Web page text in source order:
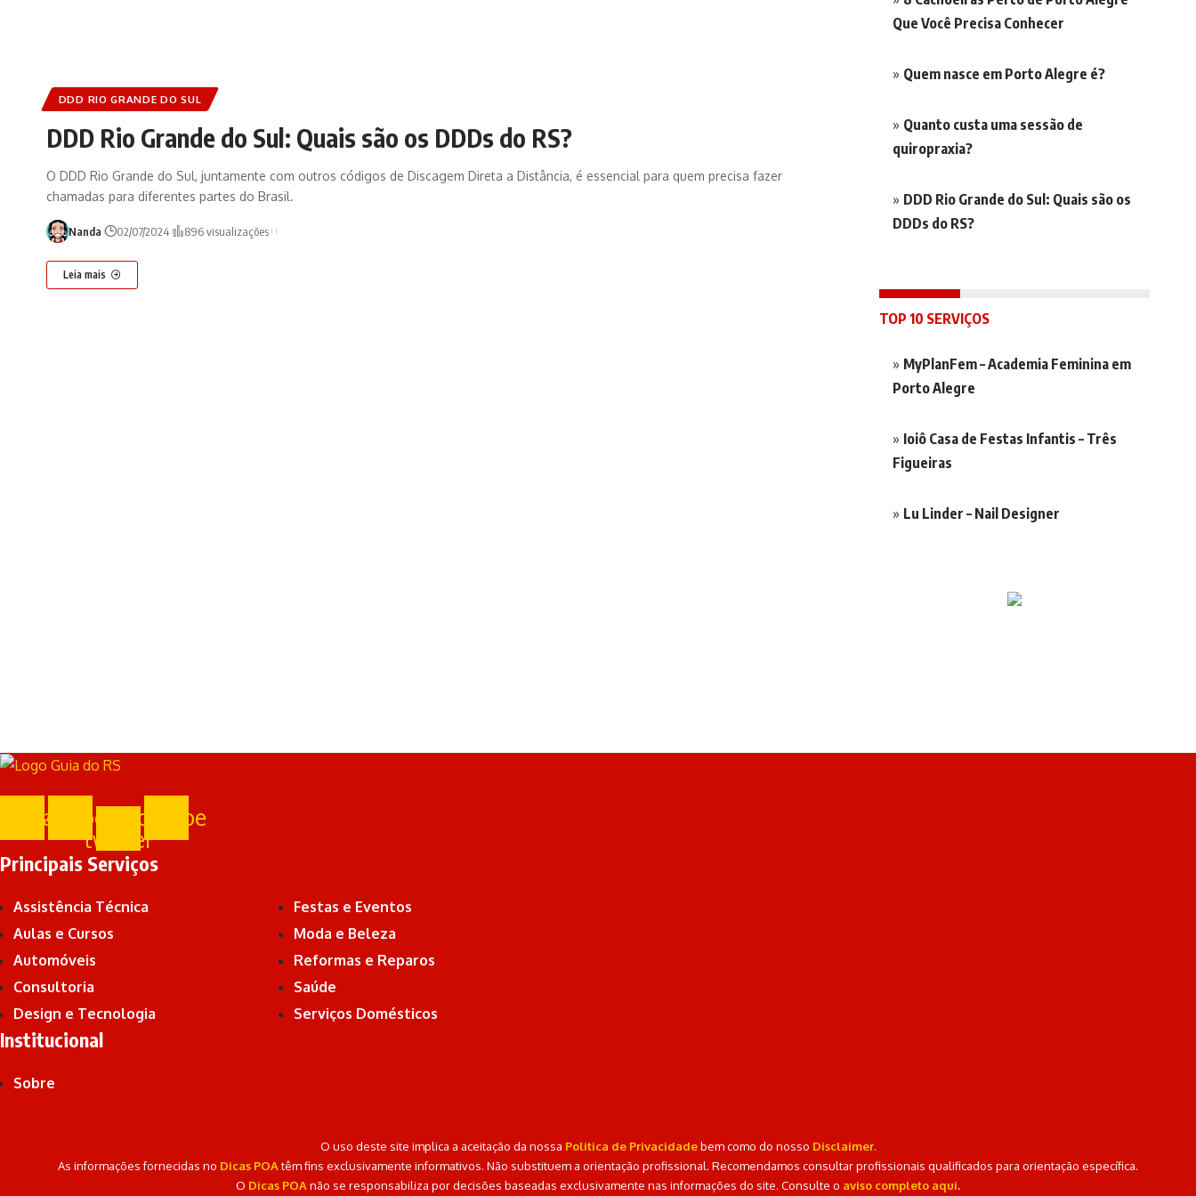
DDD RIO GRANDE DO SUL
DDD Rio Grande do Sul: Quais são os DDDs do RS?
O DDD Rio Grande do Sul, juntamente com outros códigos de Discagem Direta a Distância, é essencial para quem precisa fazer
chamadas para diferentes partes do Brasil.
Nanda 02/07/2024 896 visualizações
Leia mais
Que Você Precisa Conhecer
Quem nasce em Porto Alegre é?
Quanto custa uma sessão de
quiropraxia?
DDD Rio Grande do Sul: Quais são os
DDDs do RS?
TOP 10 SERVIÇOS
MyPlanFem – Academia Feminina em
Porto Alegre
Ioiô Casa de Festas Infantis – Três
Figueiras
Lu Linder – Nail Designer
Facebook
twitter
Youtube
Principais Serviços
Assistência Técnica
Aulas e Cursos
Automóveis
Consultoria
Design e Tecnologia
Festas e Eventos
Moda e Beleza
Reformas e Reparos
Saúde
Serviços Domésticos
Institucional
Sobre
O uso deste site implica a aceitação da nossa Politica de Privacidadebem como do nosso Disclaimer.
As informações fornecidas no Dicas POAtêm fins exclusivamente informativos. Não substituem a orientação profissional. Recomendamos consultar profissionais qualificados para orientação específica.
O Dicas POA não se responsabiliza por decisões baseadas exclusivamente nas informações do site. Consulte o aviso completo aqui.